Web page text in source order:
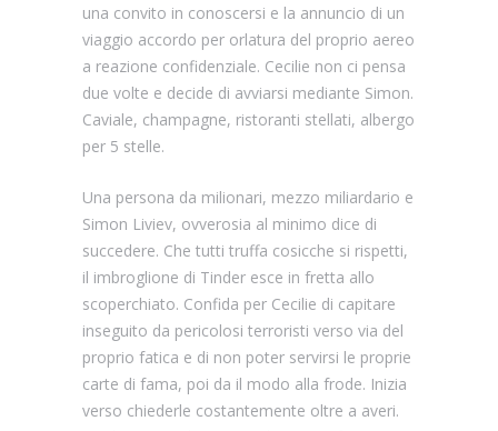
una convito in conoscersi e la annuncio di un
viaggio accordo per orlatura del proprio aereo
a reazione confidenziale. Cecilie non ci pensa
due volte e decide di avviarsi mediante Simon.
Caviale, champagne, ristoranti stellati, albergo
per 5 stelle.
Una persona da milionari, mezzo miliardario e
Simon Liviev, ovverosia al minimo dice di
succedere. Che tutti truffa cosicche si rispetti,
il imbroglione di Tinder esce in fretta allo
scoperchiato. Confida per Cecilie di capitare
inseguito da pericolosi terroristi verso via del
proprio fatica e di non poter servirsi le proprie
carte di fama, poi da il modo alla frode. Inizia
verso chiederle costantemente oltre a averi.